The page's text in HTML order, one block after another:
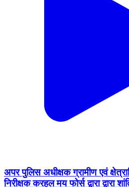
अपर पुलिस अधीक्षक ग्रामीण एवं
निरीक्षक करहल मय फोर्स द्वारा द्वारा